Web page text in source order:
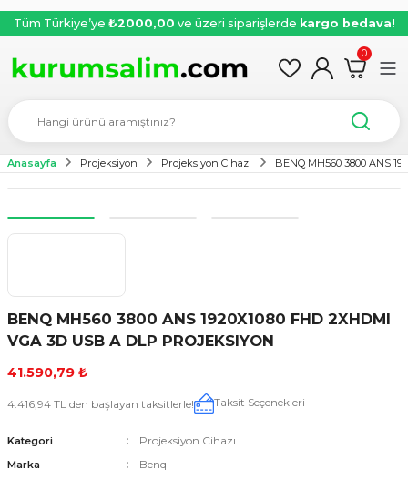
Tüm Türkiye’ye ₺2000,00 ve üzeri siparişlerde kargo bedava!
0
Anasayfa Projeksiyon Projeksiyon Cihazı BENQ MH560 3800 ANS
BENQ MH560 3800 ANS 1920X1080 FHD 2XHDMI
VGA 3D USB A DLP PROJEKSIYON
41.590,79 ₺
4.416,94 TL den başlayan taksitlerle! Taksit Seçenekleri
Kategori Projeksiyon Cihazı
Marka Benq